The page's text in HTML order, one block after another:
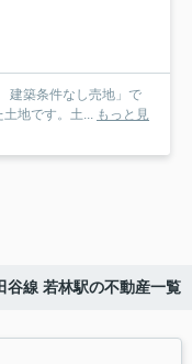
建築条件なし売地」で
地です。土... もっと見
谷線 若林駅の不動産一覧